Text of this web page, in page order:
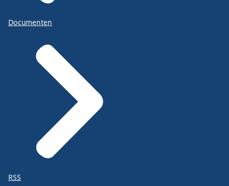
Documenten
RSS